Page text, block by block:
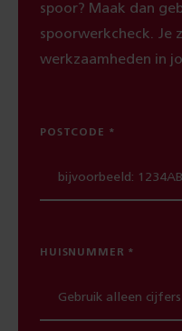
spoor? Maak dan
spoorwerkcheck. Je
werkzaamheden in
POSTCODE
HUISNUMMER